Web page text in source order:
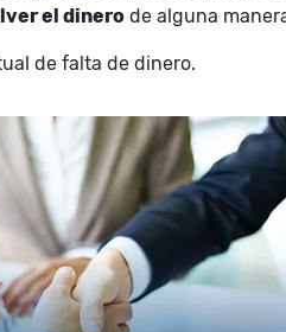
el dinero de alguna
de falta de dinero.